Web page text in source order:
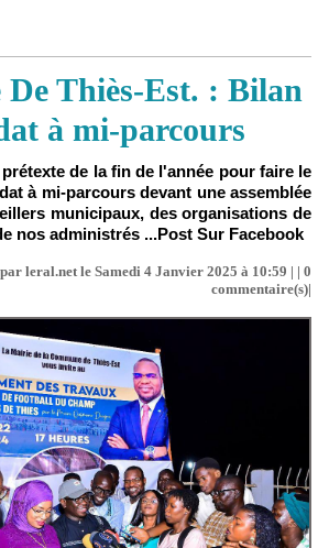
De Thiès-Est. : Bilan
à mi-parcours
de la fin de l'année pour faire le
à mi-parcours devant une assemblée
municipaux, des organisations de
nos administrés ...Post Sur Facebook
leral.net le Samedi 4 Janvier 2025 à 10:59 | | 0
commentaire(s)|